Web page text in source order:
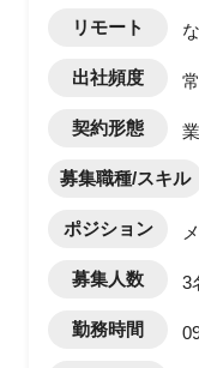
リモート
出社頻度
契約形態
募集職種/スキル
ポジション
募集人数 3
勤務時間